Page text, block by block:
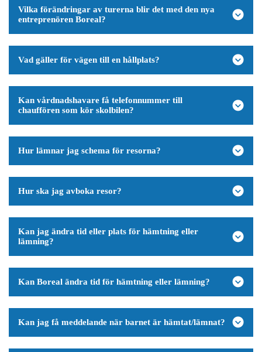
Vilka förändringar av turerna blir det med den nya
entreprenören Boreal?
Vad gäller för vägen till en hållplats?
Kan vårdnadshavare få telefonnummer till
chauffören som kör skolbilen?
Hur lämnar jag schema för resorna?
Hur ska jag avboka resor?
Kan jag ändra tid eller plats för hämtning eller
lämning?
Kan Boreal ändra tid för hämtning eller lämning?
Kan jag få meddelande när barnet är hämtat/lämnat?